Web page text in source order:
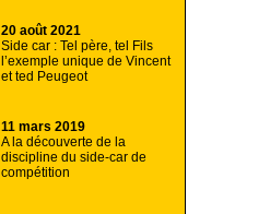
20 août 2021
Side car : Tel père, tel Fils
l’exemple unique de Vincent
et ted Peugeot
11 mars 2019
A la découverte de la
discipline du side-car de
compétition